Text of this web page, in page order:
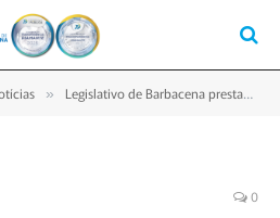
» Legislativo de Barbacena presta homenagem a mulheres em celebração ao Dia Internacional da Mulher
0